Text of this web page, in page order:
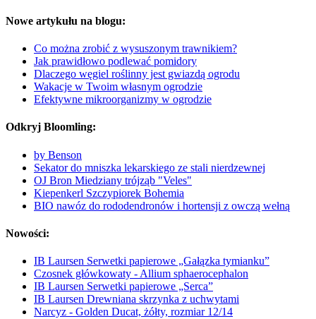
Nowe artykułu na blogu:
Co można zrobić z wysuszonym trawnikiem?
Jak prawidłowo podlewać pomidory
Dlaczego węgiel roślinny jest gwiazdą ogrodu
Wakacje w Twoim własnym ogrodzie
Efektywne mikroorganizmy w ogrodzie
Odkryj Bloomling:
by Benson
Sekator do mniszka lekarskiego ze stali nierdzewnej
OJ Bron Miedziany trójząb "Veles"
Kiepenkerl Szczypiorek Bohemia
BIO nawóz do rododendronów i hortensji z owczą wełną
Nowości:
IB Laursen Serwetki papierowe „Gałązka tymianku”
Czosnek główkowaty - Allium sphaerocephalon
IB Laursen Serwetki papierowe „Serca”
IB Laursen Drewniana skrzynka z uchwytami
Narcyz - Golden Ducat, żółty, rozmiar 12/14